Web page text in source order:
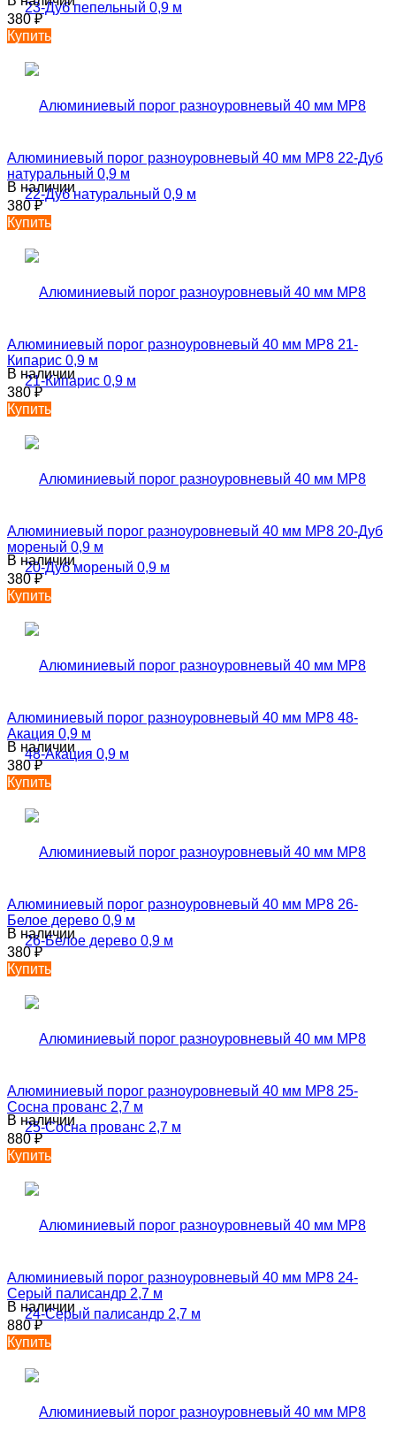
380₽
Купить
Алюминиевый порог разноуровневый 40 мм MP8 22-Дуб
натуральный 0,9 м
В наличии
380₽
Купить
Алюминиевый порог разноуровневый 40 мм MP8 21-
Кипарис 0,9 м
В наличии
380₽
Купить
Алюминиевый порог разноуровневый 40 мм MP8 20-Дуб
мореный 0,9 м
В наличии
380₽
Купить
Алюминиевый порог разноуровневый 40 мм MP8 48-
Акация 0,9 м
В наличии
380₽
Купить
Алюминиевый порог разноуровневый 40 мм MP8 26-
Белое дерево 0,9 м
В наличии
380₽
Купить
Алюминиевый порог разноуровневый 40 мм MP8 25-
Сосна прованс 2,7 м
В наличии
880₽
Купить
Алюминиевый порог разноуровневый 40 мм MP8 24-
Серый палисандр 2,7 м
В наличии
880₽
Купить